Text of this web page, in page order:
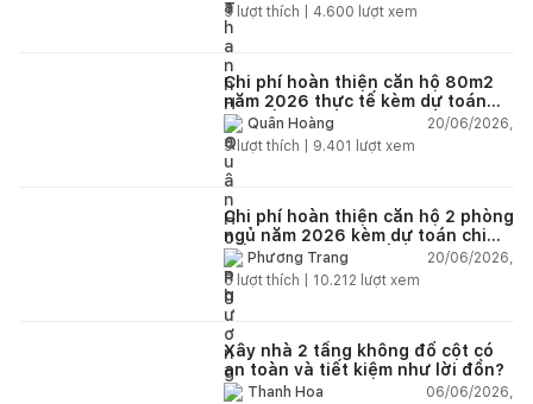
5 lượt thích | 4.600 lượt xem
Chi phí hoàn thiện căn hộ 80m2
năm 2026 thực tế kèm dự toán
chi tiết từng hạng mục
Quân Hoàng
20/06/2026,
9lượt thích | 9.401 lượt xem
Chi phí hoàn thiện căn hộ 2 phòng
ngủ năm 2026 kèm dự toán chi
tiết và ví dụ thực tế
Phương Trang
20/06/2026,
5 lượt thích | 10.212 lượt xem
Xây nhà 2 tầng không đổ cột có
an toàn và tiết kiệm như lời đồn?
Thanh Hoa
06/06/2026,